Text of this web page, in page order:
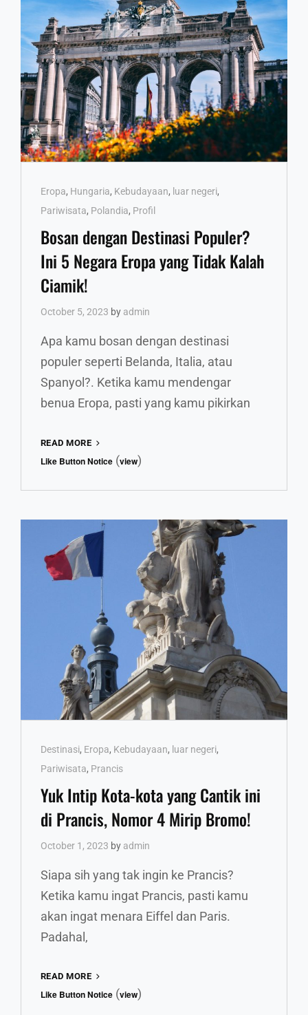
Cat
Links
Eropa, Hungaria, Kebudayaan, luar negeri,
Pariwisata, Polandia, Profil
Bosan dengan Destinasi Populer?
Ini 5 Negara Eropa yang Tidak Kalah
Ciamik!
October 5, 2023 by admin
Apa kamu bosan dengan destinasi
populer seperti Belanda, Italia, atau
Spanyol?. Ketika kamu mendengar
benua Eropa, pasti yang kamu pikirkan
READ MORE
DENGAN
NEGARA
TIDAK
CIAMIK!
Like Button Notice (view)
Cat
Links
Destinasi, Eropa, Kebudayaan, luar negeri,
Pariwisata, Prancis
Yuk Intip Kota-kota yang Cantik ini
di Prancis, Nomor 4 Mirip Bromo!
October 1, 2023 by admin
Siapa sih yang tak ingin ke Prancis?
Ketika kamu ingat Prancis, pasti kamu
akan ingat menara Eiffel dan Paris.
Padahal,
READ MORE
INTIP
Like Button Notice (view)